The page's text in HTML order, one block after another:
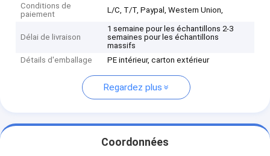
Conditions de
paiement
L/C, T/T, Paypal, Western Union,
Délai de livraison
1 semaine pour les échantillons 2-3
semaines pour les échantillons
massifs
Détails d'emballage
PE intérieur, carton extérieur
Regardez plus
Coordonnées